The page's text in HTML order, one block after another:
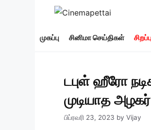
முகப்பு சினிமா செய்திகள்
டபுள் ஹீரோ
முடியாத
பிப்ரவரி 23, 2023 by Vijay